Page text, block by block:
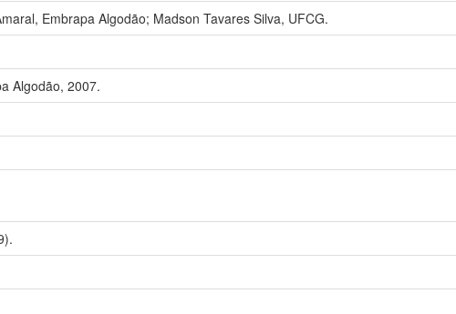
Embrapa Algodão; Madson Tavares Silva, UFCG.
Algodão, 2007.